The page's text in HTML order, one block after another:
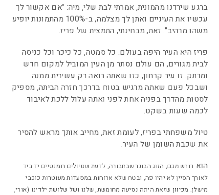
ברגע שירדנו מהמונית, אמרתי לבת שלי, מיה: "אם אקשור לך
עכשיו את העיניים ואתן לך מצלמה, ב-100% מהתמונות יופיע
משהו מרהיב". זאת, מבחינתי, התמצית של פריז.
פריז היא העיר היפה בעולם. כל סמטה, כל כיכר וכל כניסה
לבית מגורים, הם עולם נסתר מן העין המוביל למקום חדש
ומרתק. זו עיר קרחון, כזו שאתה רואה רק עשירית ממנה
ושבכל פעם שאתה מרגיש בטוח בדרכך חזרה הביתה, מספיק
לסטות מהדרך בפניה אחת לפני ואתה עלול ללכת לאיבוד
לכמה שעות בשקט.
טיול משפחתי בפריז, לעומת זאת, מחייב אותך מראש להסיר
את שכבת השומן של העיר.
הוא דורש מכם, הזוג הבוגר שבחבורה, לדעת שטיולים רומנטיים יד ביד
לאורך הסיין לא יהיו פה, ובטח שלא ארוחות במסעדות מעוטרות כוכבי
מישלן. מכיוון שזאת היתה נסיעה מחומשת, שלנו ושל שלושת ילדינו (אורי,